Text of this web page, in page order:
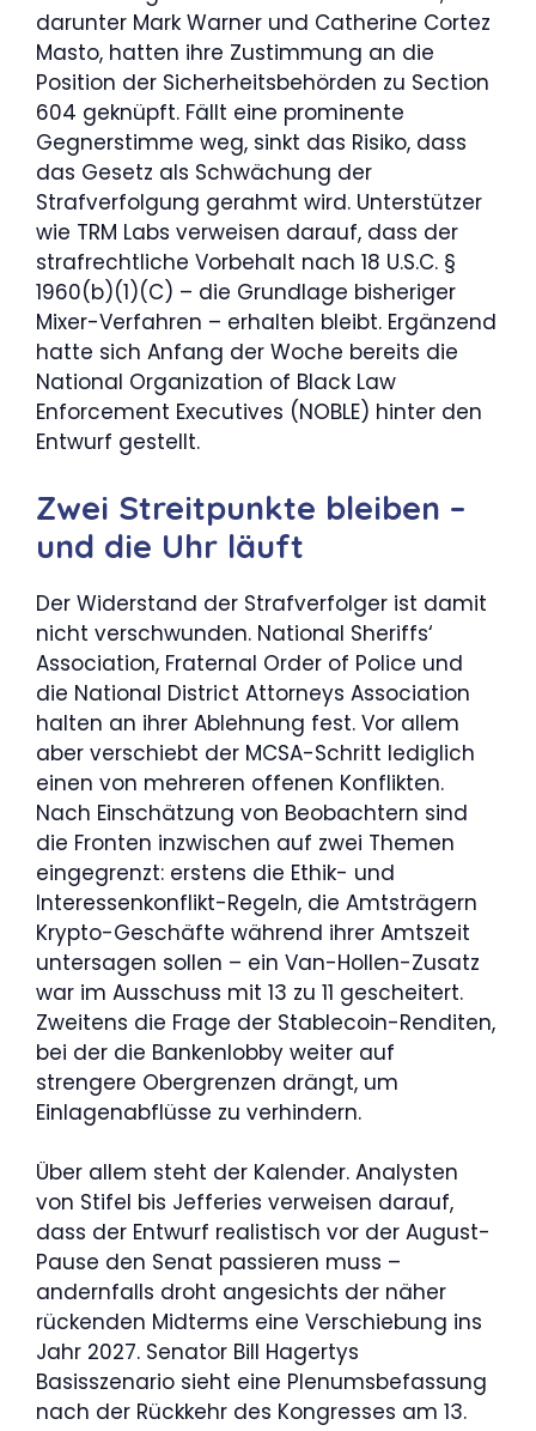
darunter Mark Warner und Catherine Cortez
Masto, hatten ihre Zustimmung an die
Position der Sicherheitsbehörden zu Section
604 geknüpft. Fällt eine prominente
Gegnerstimme weg, sinkt das Risiko, dass
das Gesetz als Schwächung der
Strafverfolgung gerahmt wird. Unterstützer
wie TRM Labs verweisen darauf, dass der
strafrechtliche Vorbehalt nach 18 U.S.C. §
1960(b)(1)(C) – die Grundlage bisheriger
Mixer-Verfahren – erhalten bleibt. Ergänzend
hatte sich Anfang der Woche bereits die
National Organization of Black Law
Enforcement Executives (NOBLE) hinter den
Entwurf gestellt.
Zwei Streitpunkte bleiben –
und die Uhr läuft
Der Widerstand der Strafverfolger ist damit
nicht verschwunden. National Sheriffs‘
Association, Fraternal Order of Police und
die National District Attorneys Association
halten an ihrer Ablehnung fest. Vor allem
aber verschiebt der MCSA-Schritt lediglich
einen von mehreren offenen Konflikten.
Nach Einschätzung von Beobachtern sind
die Fronten inzwischen auf zwei Themen
eingegrenzt: erstens die Ethik- und
Interessenkonflikt-Regeln, die Amtsträgern
Krypto-Geschäfte während ihrer Amtszeit
untersagen sollen – ein Van-Hollen-Zusatz
war im Ausschuss mit 13 zu 11 gescheitert.
Zweitens die Frage der Stablecoin-Renditen,
bei der die Bankenlobby weiter auf
strengere Obergrenzen drängt, um
Einlagenabflüsse zu verhindern.
Über allem steht der Kalender. Analysten
von Stifel bis Jefferies verweisen darauf,
dass der Entwurf realistisch vor der August-
Pause den Senat passieren muss –
andernfalls droht angesichts der näher
rückenden Midterms eine Verschiebung ins
Jahr 2027. Senator Bill Hagertys
Basisszenario sieht eine Plenumsbefassung
nach der Rückkehr des Kongresses am 13.